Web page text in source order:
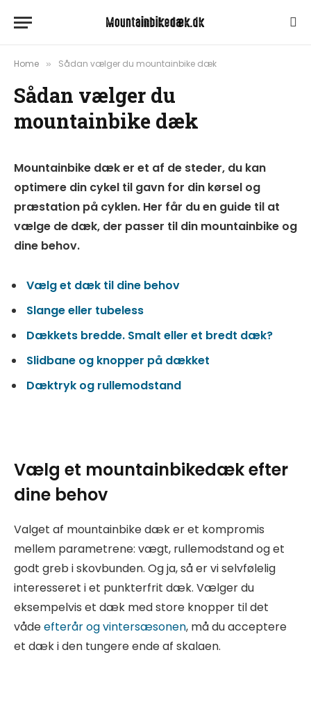
Home » Sådan vælger du mountainbike dæk
Sådan vælger du
mountainbike dæk
Mountainbike dæk er et af de steder, du kan
optimere din cykel til gavn for din kørsel og
præstation på cyklen. Her får du en guide til at
vælge de dæk, der passer til din mountainbike og
dine behov.
Vælg et dæk til dine behov
Slange eller tubeless
Dækkets bredde. Smalt eller et bredt dæk?
Slidbane og knopper på dækket
Dæktryk og rullemodstand
Vælg et mountainbikedæk efter
dine behov
Valget af mountainbike dæk er et kompromis
mellem parametrene: vægt, rullemodstand og et
godt greb i skovbunden. Og ja, så er vi selvfølelig
interesseret i et punkterfrit dæk. Vælger du
eksempelvis et dæk med store knopper til det
vådeefterår og vintersæsonen, må du acceptere
et dæk i den tungere ende af skalaen.